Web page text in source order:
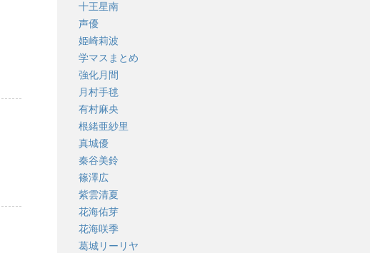
十王星南
声優
姫崎莉波
学マスまとめ
強化月間
月村手毬
有村麻央
根緒亜紗里
真城優
秦谷美鈴
篠澤広
紫雲清夏
花海佑芽
花海咲季
葛城リーリヤ